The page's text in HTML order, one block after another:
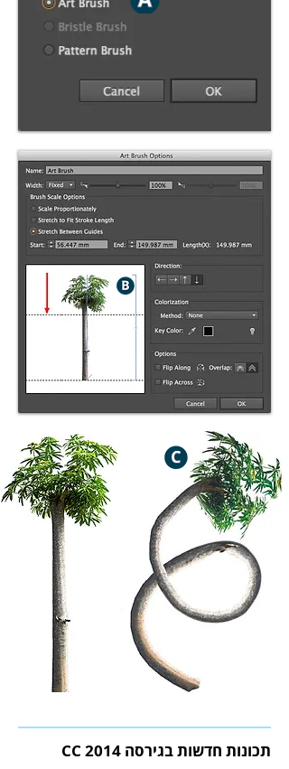
תכונות חדשות בגירסה CC 2014